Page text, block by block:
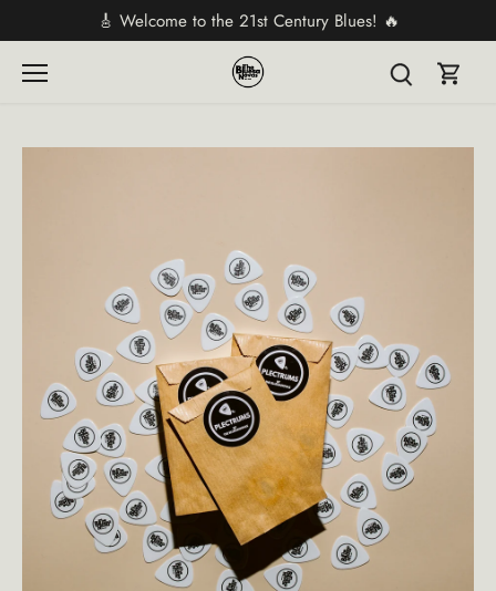
zum
Inhalt
🎸 Welcome to the 21st Century Blues! 🔥